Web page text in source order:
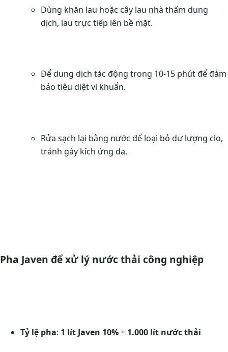
Dùng khăn lau hoặc cây lau nhà thấm dung
dịch, lau trực tiếp lên bề mặt.
Để dung dịch tác động trong 10-15 phút để đảm
bảo tiêu diệt vi khuẩn.
Rửa sạch lại bằng nước để loại bỏ dư lượng clo,
tránh gây kích ứng da.
Pha Javen để xử lý nước thải công nghiệp
Tỷ lệ pha: 1 lít Javen 10%+ 1.000 lít nước thải